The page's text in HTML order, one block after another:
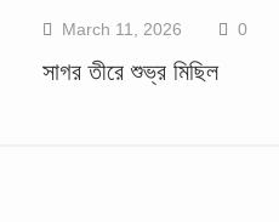
March 11, 2026 0
সাগর তীরে শুভ্র মিছিল